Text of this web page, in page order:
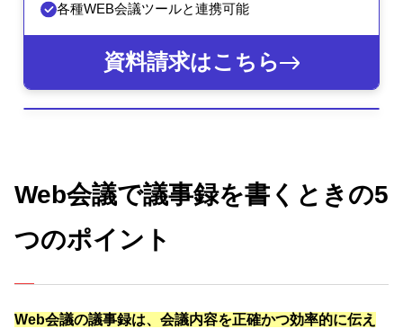
各種WEB会議ツールと連携可能
資料請求はこちら
Web会議で議事録を書くときの5
つのポイント
Web会議の議事録は、会議内容を正確かつ効率的に伝え